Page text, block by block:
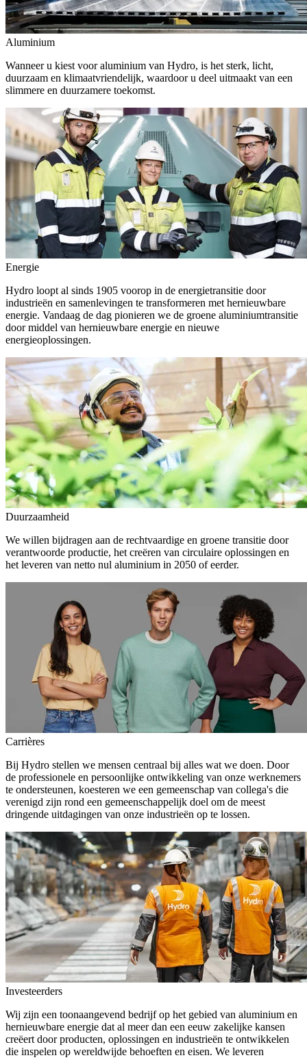
Aluminium
Wanneer u kiest voor aluminium van Hydro, is het sterk, licht,
duurzaam en klimaatvriendelijk, waardoor u deel uitmaakt van een
slimmere en duurzamere toekomst.
Energie
Hydro loopt al sinds 1905 voorop in de energietransitie door
industrieën en samenlevingen te transformeren met hernieuwbare
energie. Vandaag de dag pionieren we de groene aluminiumtransitie
door middel van hernieuwbare energie en nieuwe
energieoplossingen.
Duurzaamheid
We willen bijdragen aan de rechtvaardige en groene transitie door
verantwoorde productie, het creëren van circulaire oplossingen en
het leveren van netto nul aluminium in 2050 of eerder.
Carrières
Bij Hydro stellen we mensen centraal bij alles wat we doen. Door
de professionele en persoonlijke ontwikkeling van onze werknemers
te ondersteunen, koesteren we een gemeenschap van collega's die
verenigd zijn rond een gemeenschappelijk doel om de meest
dringende uitdagingen van onze industrieën op te lossen.
Investeerders
Wij zijn een toonaangevend bedrijf op het gebied van aluminium en
hernieuwbare energie dat al meer dan een eeuw zakelijke kansen
creëert door producten, oplossingen en industrieën te ontwikkelen
die inspelen op wereldwijde behoeften en eisen. We leveren